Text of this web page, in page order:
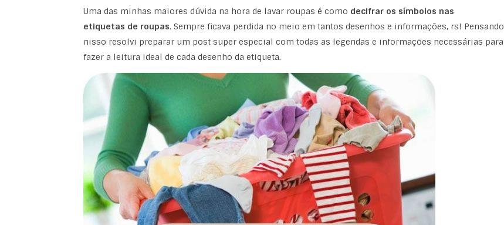
Uma das minhas maiores dúvida na hora de lavar roupas é como decifrar os símbolos nas
etiquetas de roupas. Sempre ficava perdida no meio em tantos desenhos e informações, rs! Pensando
nisso resolvi preparar um post super especial com todas as legendas e informações necessárias para
fazer a leitura ideal de cada desenho da etiqueta.